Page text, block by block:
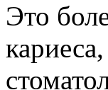
Это